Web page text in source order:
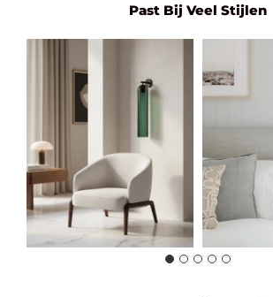
Past Bij Veel Stijlen